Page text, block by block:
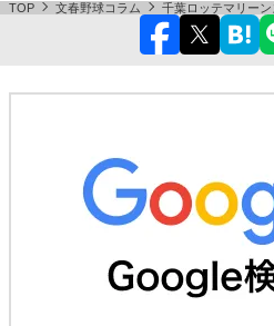
TOP 文春野球コラム 千葉ロッテマリーン